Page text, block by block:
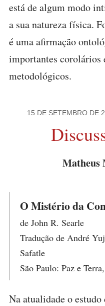
está de algum modo
a sua natureza física.
é uma afirmação
importantes corolários
metodológicos.
15 DE SETEMBRO DE
Matheus
O Mistério da
de John R. Searle
Tradução de André
Safatle
São Paulo: Paz e
Na atualidade o